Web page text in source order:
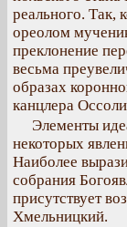
реального. Так,
ореолом
преклонение
весьма
образах
канцлера
Элементы
некоторых
Наиболее
собрания
присутствует
Хмельницкий.